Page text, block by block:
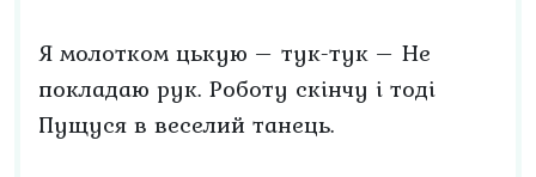
Я молотком цькую – тук-тук – Не
покладаю рук. Роботу скінчу і тоді
Пущуся в веселий танець.